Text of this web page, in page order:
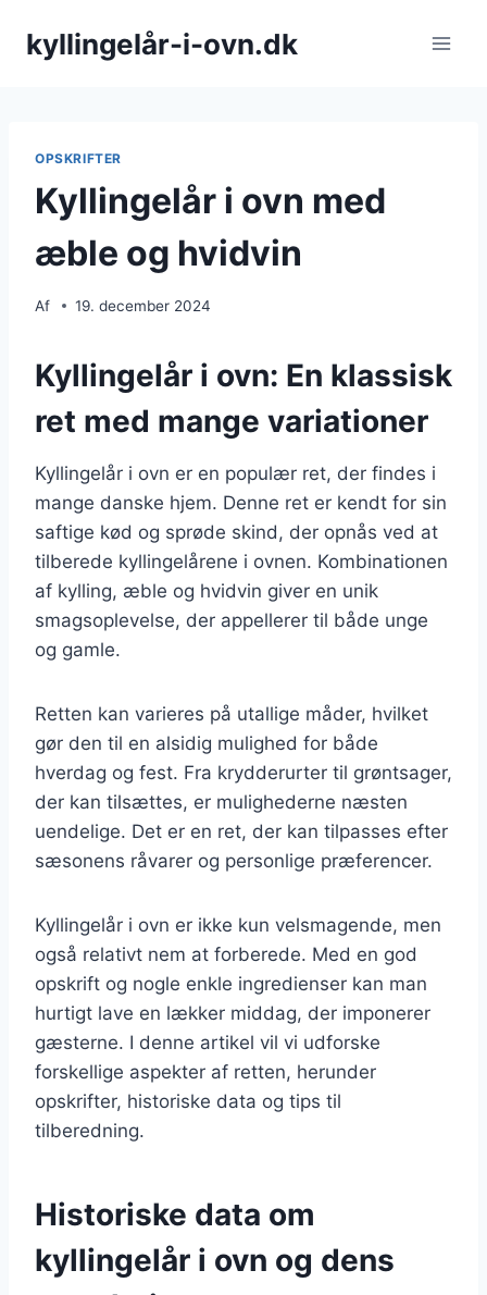
kyllingelår-i-ovn.dk
OPSKRIFTER
Kyllingelår i ovn med
æble og hvidvin
Af 19. december 2024
Kyllingelår i ovn: En klassisk
ret med mange variationer
Kyllingelår i ovn er en populær ret, der findes i
mange danske hjem. Denne ret er kendt for sin
saftige kød og sprøde skind, der opnås ved at
tilberede kyllingelårene i ovnen. Kombinationen
af kylling, æble og hvidvin giver en unik
smagsoplevelse, der appellerer til både unge
og gamle.
Retten kan varieres på utallige måder, hvilket
gør den til en alsidig mulighed for både
hverdag og fest. Fra krydderurter til grøntsager,
der kan tilsættes, er mulighederne næsten
uendelige. Det er en ret, der kan tilpasses efter
sæsonens råvarer og personlige præferencer.
Kyllingelår i ovn er ikke kun velsmagende, men
også relativt nem at forberede. Med en god
opskrift og nogle enkle ingredienser kan man
hurtigt lave en lækker middag, der imponerer
gæsterne. I denne artikel vil vi udforske
forskellige aspekter af retten, herunder
opskrifter, historiske data og tips til
tilberedning.
Historiske data om
kyllingelår i ovn og dens